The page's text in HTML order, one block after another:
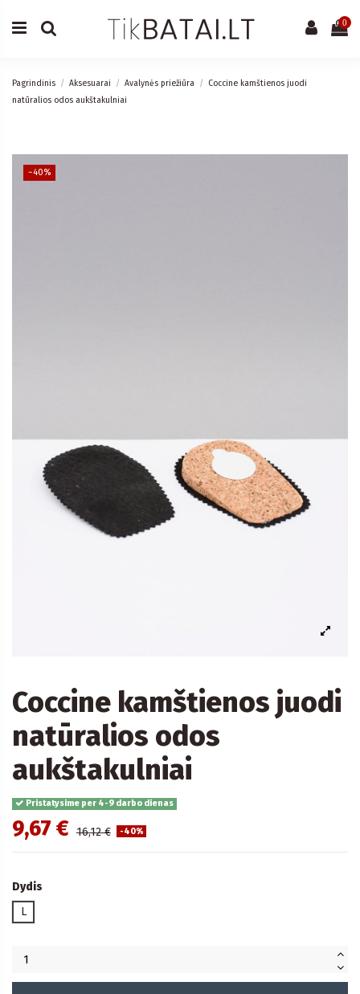
0
Pagrindinis Aksesuarai Avalynės priežiūra
Coccine kamštienos juodi
natūralios odos aukštakulniai
−40%
Coccine kamštienos juodi
natūralios odos
aukštakulniai
Pristatysime per 4-9 darbo dienas
9,67 € 16,12 € -40%
Dydis
L